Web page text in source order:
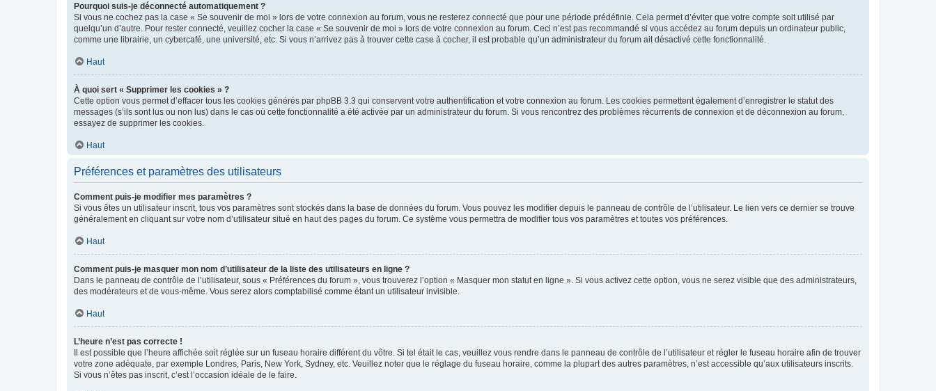
Pourquoi suis-je déconnecté automatiquement ?
Si vous ne cochez pas la case « Se souvenir de moi » lors de votre connexion au forum, vous ne resterez connecté que pour une période prédéfinie. Cela permet d’éviter que votre compte soit utilisé par
quelqu’un d’autre. Pour rester connecté, veuillez cocher la case « Se souvenir de moi » lors de votre connexion au forum. Ceci n’est pas recommandé si vous accédez au forum depuis un ordinateur public,
comme une librairie, un cybercafé, une université, etc. Si vous n’arrivez pas à trouver cette case à cocher, il est probable qu’un administrateur du forum ait désactivé cette fonctionnalité.
Haut
À quoi sert « Supprimer les cookies » ?
Cette option vous permet d’effacer tous les cookies générés par phpBB 3.3 qui conservent votre authentification et votre connexion au forum. Les cookies permettent également d’enregistrer le statut des
messages (s’ils sont lus ou non lus) dans le cas où cette fonctionnalité a été activée par un administrateur du forum. Si vous rencontrez des problèmes récurrents de connexion et de déconnexion au forum,
essayez de supprimer les cookies.
Haut
Préférences et paramètres des utilisateurs
Comment puis-je modifier mes paramètres ?
Si vous êtes un utilisateur inscrit, tous vos paramètres sont stockés dans la base de données du forum. Vous pouvez les modifier depuis le panneau de contrôle de l’utilisateur. Le lien vers ce dernier se trouve
généralement en cliquant sur votre nom d’utilisateur situé en haut des pages du forum. Ce système vous permettra de modifier tous vos paramètres et toutes vos préférences.
Haut
Comment puis-je masquer mon nom d’utilisateur de la liste des utilisateurs en ligne ?
Dans le panneau de contrôle de l’utilisateur, sous « Préférences du forum », vous trouverez l’option « Masquer mon statut en ligne ». Si vous activez cette option, vous ne serez visible que des administrateurs,
des modérateurs et de vous-même. Vous serez alors comptabilisé comme étant un utilisateur invisible.
Haut
L’heure n’est pas correcte !
Il est possible que l’heure affichée soit réglée sur un fuseau horaire différent du vôtre. Si tel était le cas, veuillez vous rendre dans le panneau de contrôle de l’utilisateur et régler le fuseau horaire afin de trouver
votre zone adéquate, par exemple Londres, Paris, New York, Sydney, etc. Veuillez noter que le réglage du fuseau horaire, comme la plupart des autres paramètres, n’est accessible qu’aux utilisateurs inscrits.
Si vous n’êtes pas inscrit, c’est l’occasion idéale de le faire.